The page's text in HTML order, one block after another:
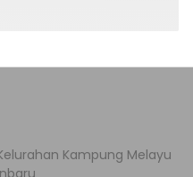
Kampung Melayu